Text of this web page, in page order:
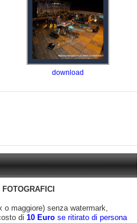
download
o maggiore) senza watermark,
di 10 Euro se ritirato di persona